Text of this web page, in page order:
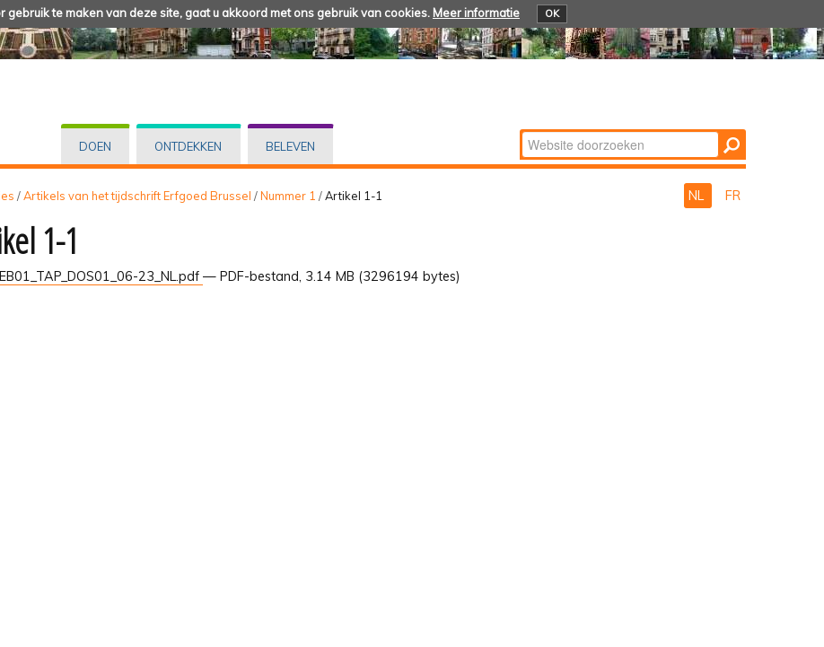
te maken van deze site, gaat u akkoord met ons gebruik van cookies. Meer informatie OK
DOEN ONTDEKKEN BELEVEN Zoek
Geavanceerd
/Artikels van het tijdschrift Erfgoed Brussel /Nummer 1 /Artikel 1-1 NL FR
1-1
23_NL.pdf — PDF-bestand, 3.14 MB (3296194 bytes)